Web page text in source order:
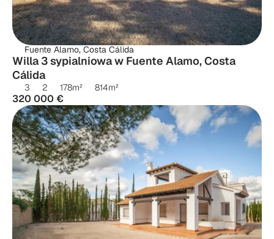
Fuente Alamo, Costa Cálida
Willa 3 sypialniowa w Fuente Alamo, Costa
Cálida
3 2 178m² 814m²
320 000 €